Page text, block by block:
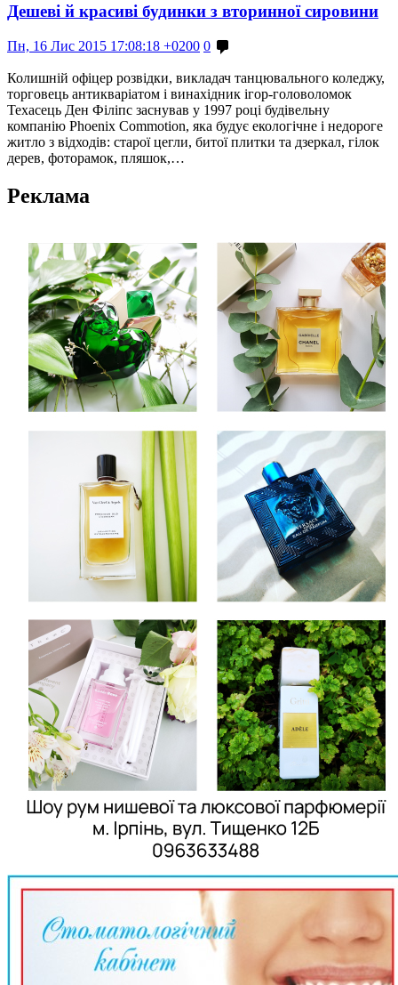
Дешеві й красиві будинки з вторинної сировини
Пн, 16 Лис 2015 17:08:18 +0200 0
Колишній офіцер розвідки, викладач танцювального коледжу,
торговець антикваріатом і винахідник ігор-головоломок
Техасець Ден Філіпс заснував у 1997 році будівельну
компанію Phoenix Commotion, яка будує екологічне і недороге
житло з відходів: старої цегли, битої плитки та дзеркал, гілок
дерев, фоторамок, пляшок,…
Реклама